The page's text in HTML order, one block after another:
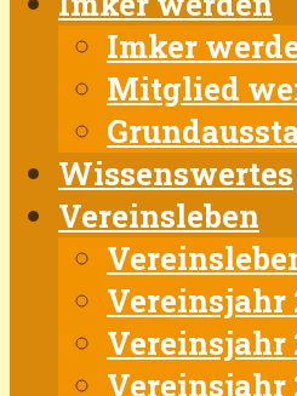
Imker
Mitglied
Wissenswertes
Vereinsleben
Vereinsjahr
Vereinsjahr
Vereinsjahr